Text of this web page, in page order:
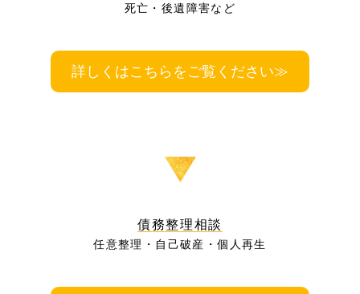
死亡・後遺障害など
詳しくはこちらをご覧ください≫
債務整理相談
任意整理・自己破産・個人再生